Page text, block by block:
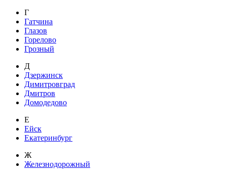
Г
Гатчина
Глазов
Горелово
Грозный
Д
Дзержинск
Димитровград
Дмитров
Домодедово
Е
Ейск
Екатеринбург
Ж
Железнодорожный